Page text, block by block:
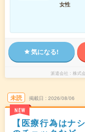
女性
気になる!
派遣会社 株式
未読
NEW
掲載日 2026/08/06
【医療行為はナ